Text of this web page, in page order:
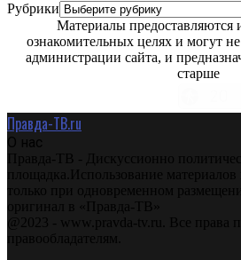
Рубрики
Материалы предоставляются
ознакомительных целях и могут
администрации сайта, и
старше
Правда-ТВ.ru
О нас
Правда-ТВ - Дискуссионно
площадка.Использование материалов
только при одновременном
оригинал в «Правда-ТВ»
@2023 - www.pravda-tv.ru. Все права
правообладателям.